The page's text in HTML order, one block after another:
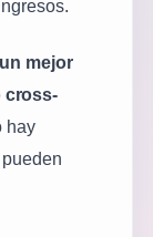
mejor
cross-
hay